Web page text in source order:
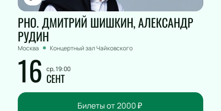
РНО. ДМИТРИЙ ШИШКИН, АЛЕКСАНДР
РУДИН
Москва Концертный зал Чайковского
16 ср, 19:00
СЕНТ
Билеты от 2000₽